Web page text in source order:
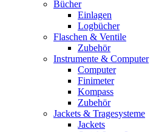
Bücher
Einlagen
Logbücher
Flaschen & Ventile
Zubehör
Instrumente & Computer
Computer
Finimeter
Kompass
Zubehör
Jackets & Tragesysteme
Jackets